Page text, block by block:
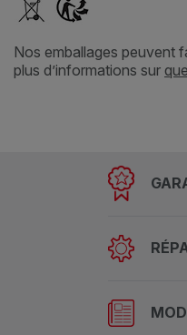
Nos emballages peuvent
plus d’informations sur